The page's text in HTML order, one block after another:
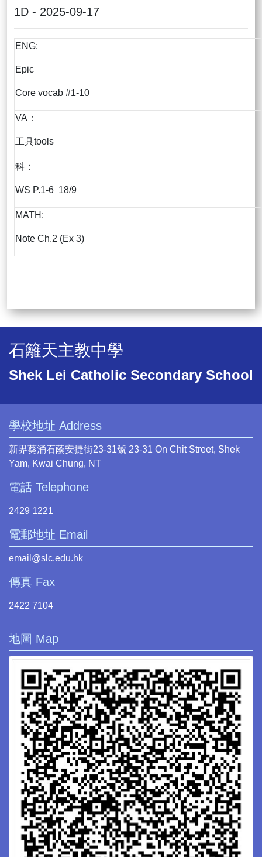
1D - 2025-09-17
ENG:
Epic
Core vocab #1-10
VA：
工具tools
科：
WS P.1-6 18/9
MATH:
Note Ch.2 (Ex 3)
石籬天主教中學
Shek Lei Catholic Secondary School
學校地址 Address
新界葵涌石蔭安捷街23-31號 23-31 On Chit Street, Shek
Yam, Kwai Chung, NT
電話 Telephone
2429 1221
電郵地址 Email
email@slc.edu.hk
傳真 Fax
2422 7104
地圖 Map